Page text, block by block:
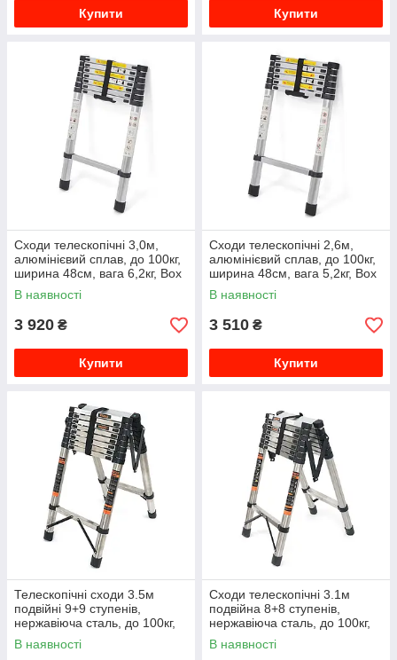
Купити Купити
Сходи телескопічні 3,0м,
алюмінієвий сплав, до 100кг,
ширина 48см, вага 6,2кг, Box
В наявності
3 920 ₴
Купити
Сходи телескопічні 2,6м,
алюмінієвий сплав, до 100кг,
ширина 48см, вага 5,2кг, Box
В наявності
3 510 ₴
Купити
Телескопічні сходи 3.5м
подвійні 9+9 ступенів,
нержавіюча сталь, до 100кг,
ширина 46см, вага 16.6кг,
Box
В наявності
Сходи телескопічні 3.1м
подвійна 8+8 ступенів,
нержавіюча сталь, до 100кг,
ширина 46см, вага 13.7кг,
Box
В наявності